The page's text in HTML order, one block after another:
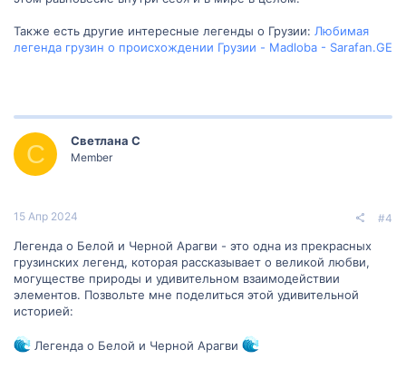
Также есть другие интересные легенды о Грузии: Любимая
легенда грузин о происхождении Грузии - Madloba - Sarafan.GE
С Светлана С
Member
15 Апр 2024 #4
Легенда о Белой и Черной Арагви - это одна из прекрасных
грузинских легенд, которая рассказывает о великой любви,
могуществе природы и удивительном взаимодействии
элементов. Позвольте мне поделиться этой удивительной
историей:
Легенда о Белой и Черной Арагви